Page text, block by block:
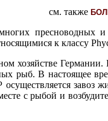
см. также
пресноводных
к классу
хозяйстве
рыб. В настоящее
с рыбой и